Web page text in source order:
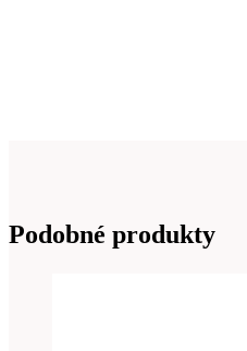
Podobné produkty